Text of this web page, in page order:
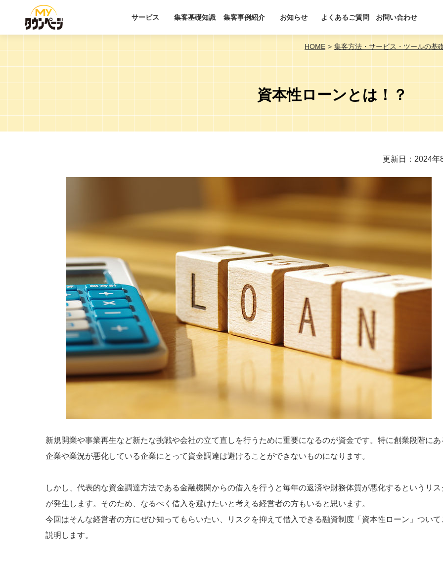
サービス 集客基礎知識 集客事例紹介 お知らせ よくあるご質問 お問い合わせ
HOME 集客方法・サービス・ツールの基
資本性ローンとは！？
更新日：2024年
新規開業や事業再生など新たな挑戦や会社の立て直しを行うために重要になるのが資金です。特に創業段階にあ
企業や業況が悪化している企業にとって資金調達は避けることができないものになります。
しかし、代表的な資金調達方法である金融機関からの借入を行うと毎年の返済や財務体質が悪化するというリス
が発生します。そのため、なるべく借入を避けたいと考える経営者の方もいると思います。
今回はそんな経営者の方にぜひ知ってもらいたい、リスクを抑えて借入できる融資制度「資本性ローン」ついて
説明します。